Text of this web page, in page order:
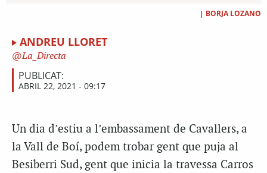
| BORJA LOZANO
ANDREU LLORET
La_Directa
PUBLICAT:
ABRIL 22, 2021 - 09:17
Un dia d’estiu a l’embassament de Cavallers, a
la Vall de Boí, podem trobar gent que puja al
Besiberri Sud, gent que inicia la travessa Carros